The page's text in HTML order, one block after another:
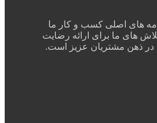
های اصلی کسب و کار ما
های ما برای ارائه رضایت
ذهن مشتریان عزیز است.